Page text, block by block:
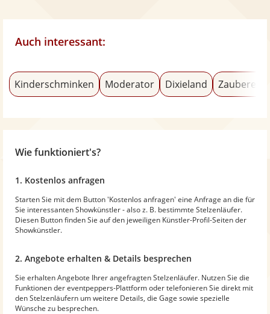
Auch interessant:
Kinderschminken Moderator Dixieland Zauberer
Wie funktioniert's?
1. Kostenlos anfragen
Starten Sie mit dem Button 'Kostenlos anfragen' eine Anfrage an die für
Sie interessanten Showkünstler - also z. B. bestimmte Stelzenläufer.
Diesen Button finden Sie auf den jeweiligen Künstler-Profil-Seiten der
Showkünstler.
2. Angebote erhalten & Details besprechen
Sie erhalten Angebote Ihrer angefragten Stelzenläufer. Nutzen Sie die
Funktionen der eventpeppers-Plattform oder telefonieren Sie direkt mit
den Stelzenläufern um weitere Details, die Gage sowie spezielle
Wünsche zu besprechen.